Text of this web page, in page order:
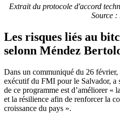
Extrait du protocole d'accord
Source
Les risques liés au
selonn Méndez
Dans un communiqué du 26
exécutif du FMI pour le Salvador, a
de ce programme est d’améliorer «
et la résilience afin de renforcer la
croissance du pays ».